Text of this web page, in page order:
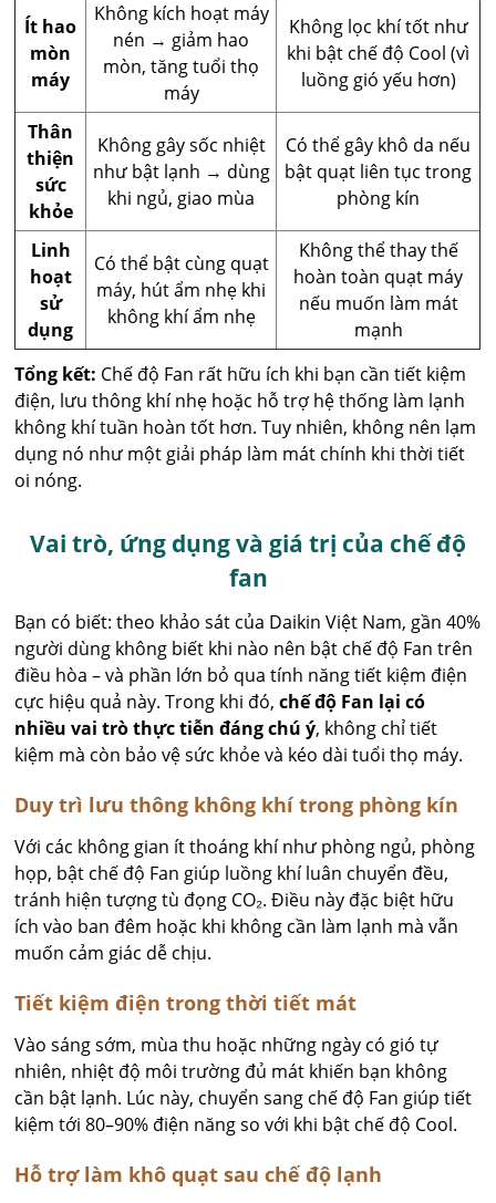
Ít hao
mòn
máy
Không kích hoạt máy
nén → giảm hao
mòn, tăng tuổi thọ
máy
Không lọc khí tốt như
khi bật chế độ Cool (vì
luồng gió yếu hơn)
Thân
thiện
sức
khỏe
Không gây sốc nhiệt
như bật lạnh → dùng
khi ngủ, giao mùa
Có thể gây khô da nếu
bật quạt liên tục trong
phòng kín
Linh
hoạt
sử
dụng
Có thể bật cùng quạt
máy, hút ẩm nhẹ khi
không khí ẩm nhẹ
Không thể thay thế
hoàn toàn quạt máy
nếu muốn làm mát
mạnh
Tổng kết: Chế độ Fan rất hữu ích khi bạn cần tiết kiệm
điện, lưu thông khí nhẹ hoặc hỗ trợ hệ thống làm lạnh
không khí tuần hoàn tốt hơn. Tuy nhiên, không nên lạm
dụng nó như một giải pháp làm mát chính khi thời tiết
oi nóng.
Vai trò, ứng dụng và giá trị của chế độ
fan
Bạn có biết: theo khảo sát của Daikin Việt Nam, gần 40%
người dùng không biết khi nào nên bật chế độ Fan trên
điều hòa – và phần lớn bỏ qua tính năng tiết kiệm điện
cực hiệu quả này. Trong khi đó,chế độ Fan lại có
nhiều vai trò thực tiễn đáng chú ý, không chỉ tiết
kiệm mà còn bảo vệ sức khỏe và kéo dài tuổi thọ máy.
Duy trì lưu thông không khí trong phòng kín
Với các không gian ít thoáng khí như phòng ngủ, phòng
họp, bật chế độ Fan giúp luồng khí luân chuyển đều,
tránh hiện tượng tù đọng CO₂. Điều này đặc biệt hữu
ích vào ban đêm hoặc khi không cần làm lạnh mà vẫn
muốn cảm giác dễ chịu.
Tiết kiệm điện trong thời tiết mát
Vào sáng sớm, mùa thu hoặc những ngày có gió tự
nhiên, nhiệt độ môi trường đủ mát khiến bạn không
cần bật lạnh. Lúc này, chuyển sang chế độ Fan giúp tiết
kiệm tới 80–90% điện năng so với khi bật chế độ Cool.
Hỗ trợ làm khô quạt sau chế độ lạnh